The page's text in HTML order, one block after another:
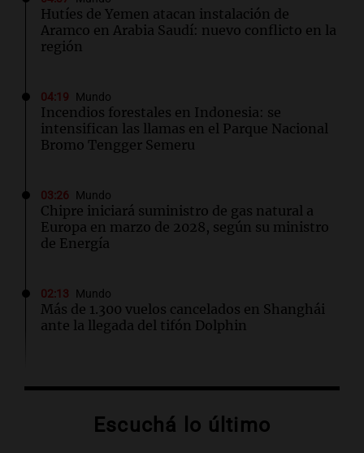
Hutíes de Yemen atacan instalación de
Aramco en Arabia Saudí: nuevo conflicto en la
región
04:19 Mundo
Incendios forestales en Indonesia: se
intensifican las llamas en el Parque Nacional
Bromo Tengger Semeru
03:26 Mundo
Chipre iniciará suministro de gas natural a
Europa en marzo de 2028, según su ministro
de Energía
02:13 Mundo
Más de 1.300 vuelos cancelados en Shanghái
ante la llegada del tifón Dolphin
Airbnb acelera el lanzamiento de funciones
búsquedaEscuchá lo último